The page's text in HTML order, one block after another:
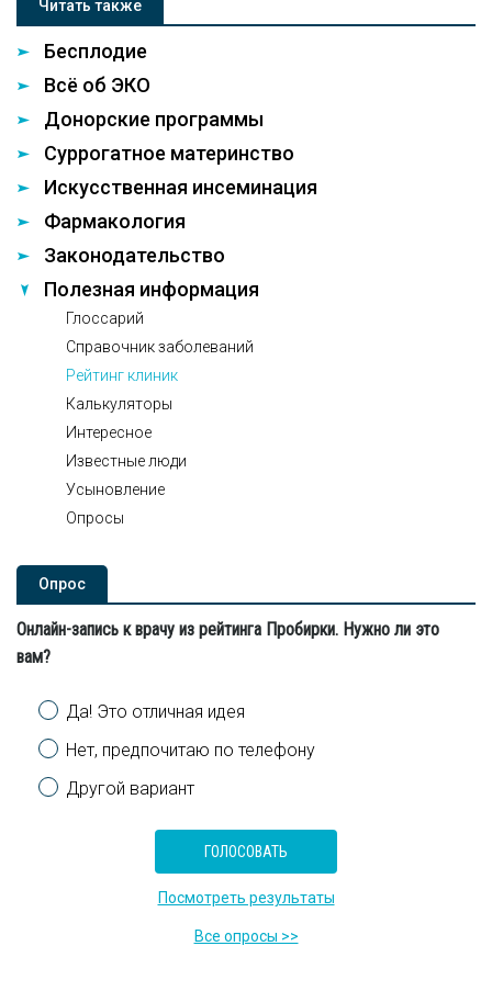
Читать также
Бесплодие
Всё об ЭКО
Донорские программы
Суррогатное материнство
Искусственная инсеминация
Фармакология
Законодательство
Полезная информация
Глоссарий
Справочник заболеваний
Рейтинг клиник
Калькуляторы
Интересное
Известные люди
Усыновление
Опросы
Опроc
Онлайн-запись к врачу из рейтинга Пробирки. Нужно ли это
вам?
Варианты
Да! Это отличная идея
Нет, предпочитаю по телефону
Другой вариант
Посмотреть результаты
Все опросы >>